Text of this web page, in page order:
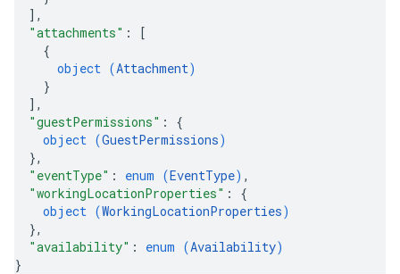
] ,
"attachments" :
[
{
object (Attachment)
}
] ,
"guestPermissions" : {
object (GuestPermissions)
},
"eventType" : enum (EventType) ,
"workingLocationProperties" : {
object (WorkingLocationProperties)
},
"availability" : enum (Availability)
}